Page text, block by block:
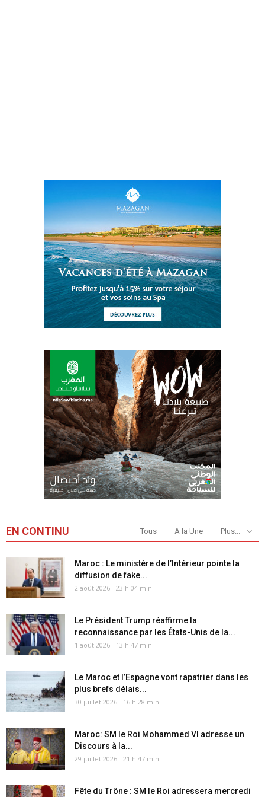
EN CONTINU Tous A la Une Plus...
Maroc : Le ministère de l’Intérieur pointe la
diffusion de fake...
2 août 2026 - 23 h 04 min
Le Président Trump réaffirme la
reconnaissance par les États-Unis de la...
1 août 2026 - 13 h 47 min
Le Maroc et l’Espagne vont rapatrier dans les
plus brefs délais...
30 juillet 2026 - 16 h 28 min
Maroc: SM le Roi Mohammed VI adresse un
Discours à la...
29 juillet 2026 - 21 h 47 min
Fête du Trône : SM le Roi adressera mercredi